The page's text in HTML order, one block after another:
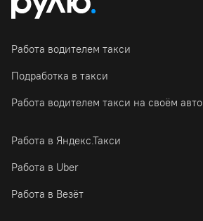
Работа водителем такси
Подработка в такси
Работа водителем такси на своём авто
Работа в Яндекс.Такси
Работа в Uber
Работа в Везёт